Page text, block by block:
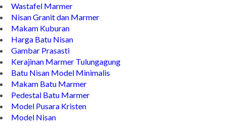
Wastafel Marmer
Nisan Granit dan Marmer
Makam Kuburan
Harga Batu Nisan
Gambar Prasasti
Kerajinan Marmer Tulungagung
Batu Nisan Model Minimalis
Makam Batu Marmer
Pedestal Batu Marmer
Model Pusara Kristen
Model Nisan